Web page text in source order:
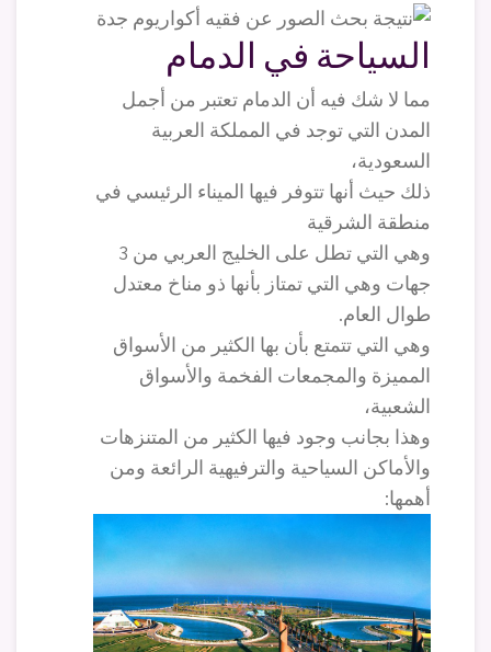
السياحة في الدمام
مما لا شك فيه أن الدمام تعتبر من أجمل
المدن التي توجد في المملكة العربية
السعودية،
ذلك حيث أنها تتوفر فيها الميناء الرئيسي في
منطقة الشرقية
وهي التي تطل على الخليج العربي من 3
جهات وهي التي تمتاز بأنها ذو مناخ معتدل
طوال العام.
وهي التي تتمتع بأن بها الكثير من الأسواق
المميزة والمجمعات الفخمة والأسواق
الشعبية،
وهذا بجانب وجود فيها الكثير من المتنزهات
والأماكن السياحية والترفيهية الرائعة ومن
أهمها: